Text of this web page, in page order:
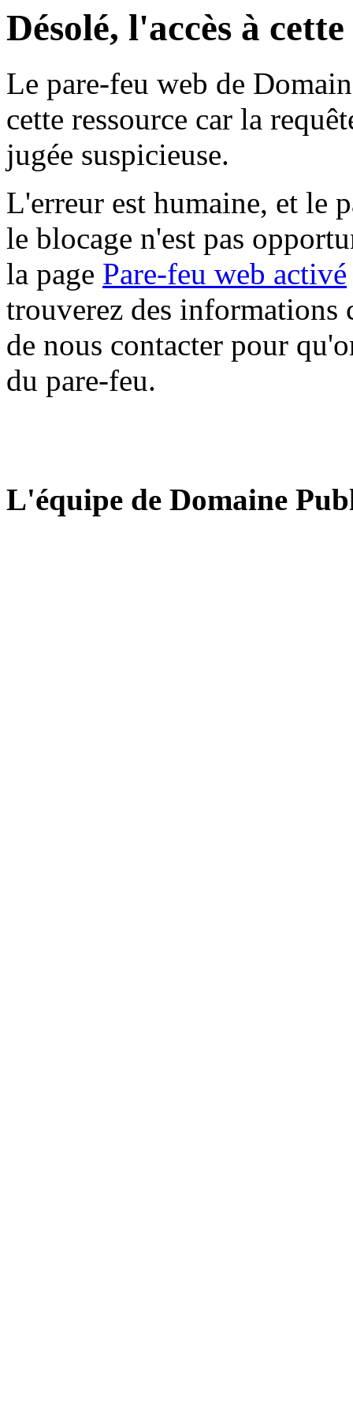
Désolé, l'accès à
Le pare-feu web de
cette ressource car la
jugée suspicieuse.
L'erreur est humaine, et le
le blocage n'est pas
la page Pare-feu web activé
trouverez des informations
de nous contacter pour
du pare-feu.
L'équipe de Domaine